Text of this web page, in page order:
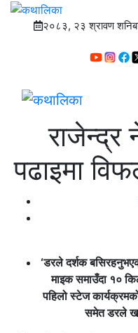
२०८३, २३ श्रावण
राजेन्द्र
पढाइमा
‘डरले दर्शक
माइक समाउँदा १०
पहिलो स्टेज
समेत डरले